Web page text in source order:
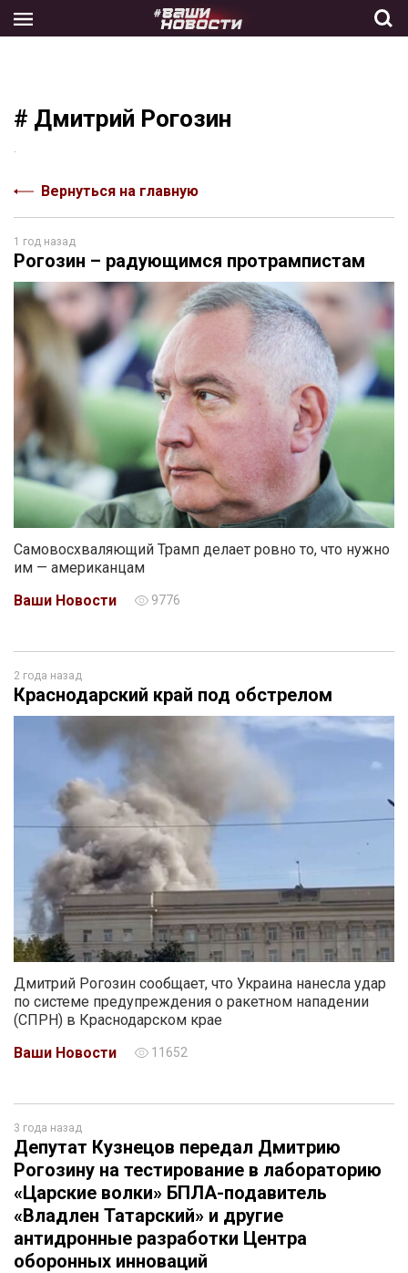
the
# Дмитрий Рогозин
Вернуться на главную
1 год назад
Рогозин – радующимся протрампистам
Самовосхваляющий Трамп делает ровно то, что нужно
им — американцам
Ваши Новости
9776
2 года назад
Краснодарский край под обстрелом
Дмитрий Рогозин сообщает, что Украина нанесла удар
по системе предупреждения о ракетном нападении
(СПРН) в Краснодарском крае
Ваши Новости
11652
3 года назад
Депутат Кузнецов передал Дмитрию
Рогозину на тестирование в лабораторию
«Царские волки» БПЛА-подавитель
«Владлен Татарский» и другие
антидронные разработки Центра
оборонных инноваций